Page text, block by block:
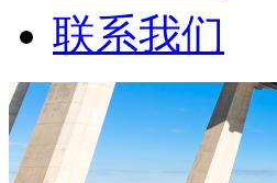
联系我们